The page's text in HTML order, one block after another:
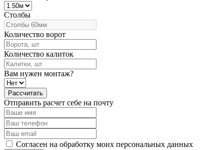
Столбы
Количество ворот
Количество калиток
Вам нужен монтаж?
Рассчитать
Отправить расчет себе на почту
Согласен на обработку моих персональных данных